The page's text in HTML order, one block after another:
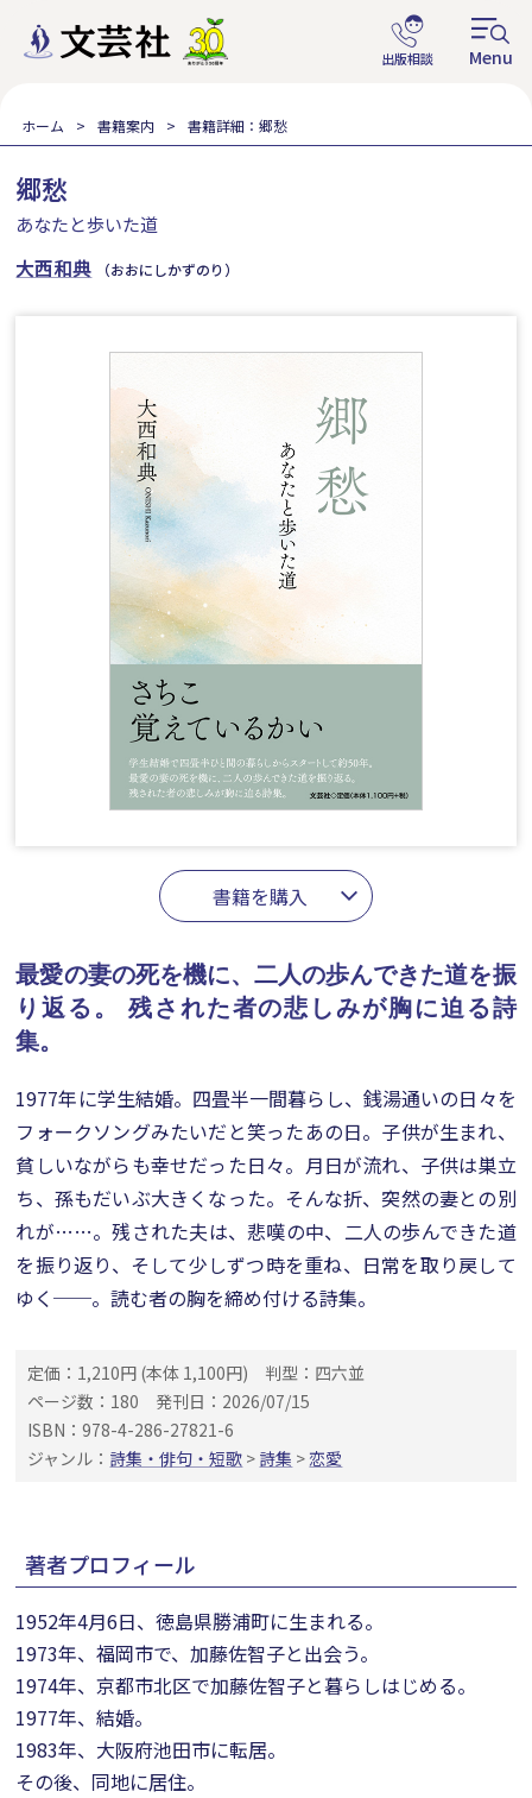
ホーム 書籍案内 書籍詳細：郷愁
郷愁
あなたと歩いた道
大西和典 （おおにしかずのり）
書籍を購入
最愛の妻の死を機に、二人の歩んできた道を振
り返る。
残された者の悲しみが胸に迫る詩
集。
1977年に学生結婚。四畳半一間暮らし、銭湯通いの日々を
フォークソングみたいだと笑ったあの日。子供が生まれ、
貧しいながらも幸せだった日々。月日が流れ、子供は巣立
ち、孫もだいぶ大きくなった。そんな折、突然の妻との別
れが……。残された夫は、悲嘆の中、二人の歩んできた道
を振り返り、そして少しずつ時を重ね、日常を取り戻して
ゆく──。読む者の胸を締め付ける詩集。
定価：1,210円 (本体 1,100円)
判型：四六並
ページ数：180
発刊日：2026/07/15
ISBN：978-4-286-27821-6
ジャンル： 詩集・俳句・短歌 > 詩集 > 恋愛
著者プロフィール
1952年4月6日、徳島県勝浦町に生まれる。
1973年、福岡市で、加藤佐智子と出会う。
1974年、京都市北区で加藤佐智子と暮らしはじめる。
1977年、結婚。
1983年、大阪府池田市に転居。
その後、同地に居住。